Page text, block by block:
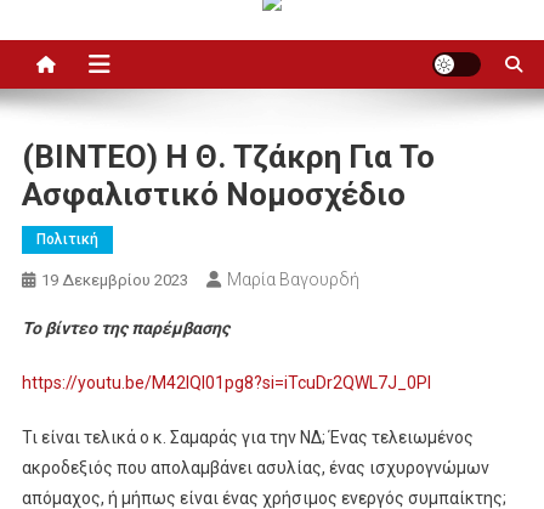
(ΒΙΝΤΕΟ) Η Θ. Τζάκρη Για Το
Ασφαλιστικό Νομοσχέδιο
Πολιτική
19 Δεκεμβρίου 2023 Μαρία Βαγουρδή
Το βίντεο της παρέμβασης
https://youtu.be/M42lQI01pg8?si=iTcuDr2QWL7J_0PI
Τι είναι τελικά ο κ. Σαμαράς για την ΝΔ; Ένας τελειωμένος
ακροδεξιός που απολαμβάνει ασυλίας, ένας ισχυρογνώμων
απόμαχος, ή μήπως είναι ένας χρήσιμος ενεργός συμπαίκτης;